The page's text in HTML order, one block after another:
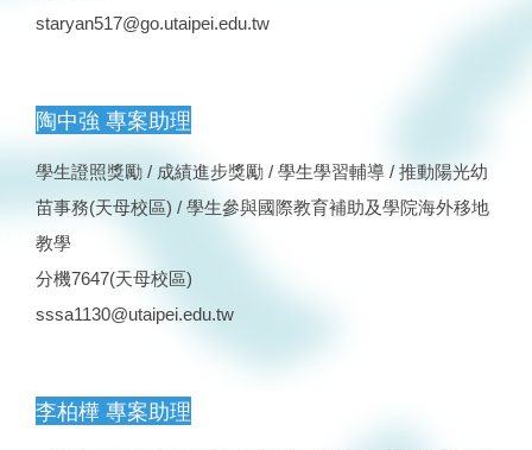
staryan517@go.utaipei.edu.tw
陶中強 專案助理
學生證照獎勵 / 成績進步獎勵 / 學生學習輔導 / 推動陽光幼
苗事務(天母校區) / 學生參與國際教育補助及學院海外移地
教學
分機7647(天母校區)
sssa1130@utaipei.edu.tw
李柏樺 專案助理